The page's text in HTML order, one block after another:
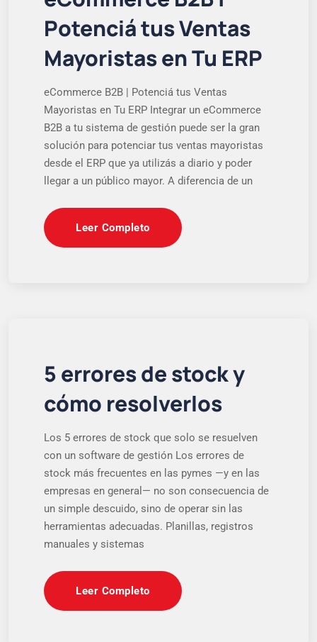
Potenciá tus Ventas
Mayoristas en Tu ERP
eCommerce B2B | Potenciá tus Ventas
Mayoristas en Tu ERP Integrar un eCommerce
B2B a tu sistema de gestión puede ser la gran
solución para potenciar tus ventas mayoristas
desde el ERP que ya utilizás a diario y poder
llegar a un público mayor. A diferencia de un
Leer Completo
5 errores de stock y
cómo resolverlos
Los 5 errores de stock que solo se resuelven
con un software de gestión Los errores de
stock más frecuentes en las pymes —y en las
empresas en general— no son consecuencia de
un simple descuido, sino de operar sin las
herramientas adecuadas. Planillas, registros
manuales y sistemas
Leer Completo